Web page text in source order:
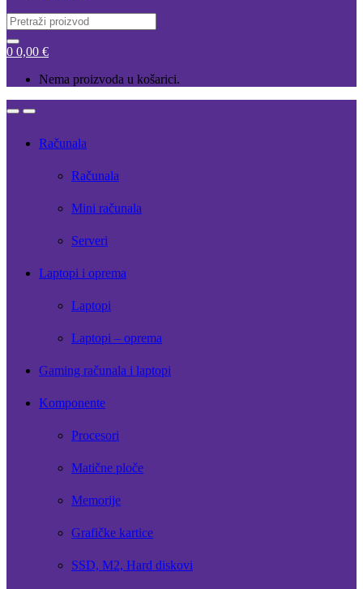
Search
for:
0 0,00 €
Nema proizvoda u košarici.
OpenClose
Računala
Računala
Mini računala
Serveri
Laptopi i oprema
Laptopi
Laptopi – oprema
Gaming računala i laptopi
Komponente
Procesori
Matične ploče
Memorije
Grafičke kartice
SSD, M2, Hard diskovi